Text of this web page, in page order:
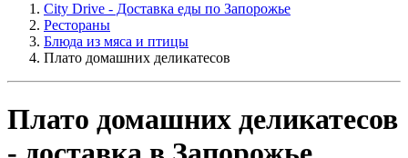
City Drive - Доставка еды по Запорожье
Рестораны
Блюда из мяса и птицы
Плато домашних деликатесов
Плато домашних деликатесов